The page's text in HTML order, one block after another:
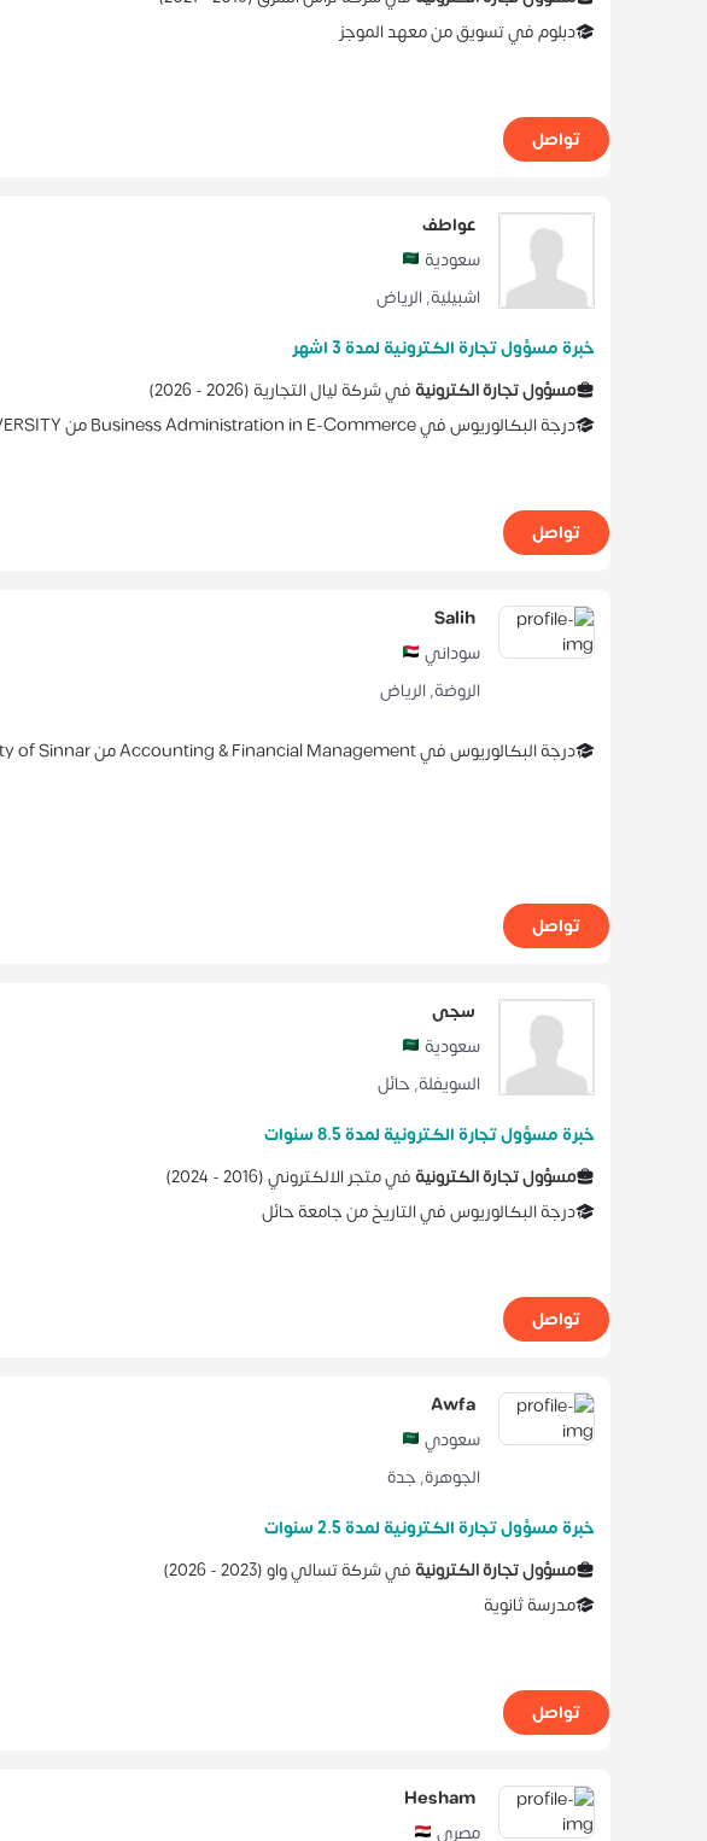
دبلومفيتسويقمنمعهد الموجز
تواصل
عواطف
سعودية
اشبيلية, الرياض
خبرة مسؤول تجارة الكترونية لمدة 3 اشهر
مسؤول تجارة الكترونيةفيشركة ليال التجارية(
2026 -
2026
)
درجة البكالوريوسفيBusiness Administration in E-Commerceمن
تواصل
Salih
سوداني
الروضة, الرياض
درجة البكالوريوسفيAccounting & Financial Managementمنof Sinnar
تواصل
سجى
سعودية
السويفلة,حائل
خبرة مسؤول تجارة الكترونية لمدة 8.5 سنوات
مسؤول تجارة الكترونيةفيمتجر الالكتروني(
2016 -
2024
)
درجة البكالوريوسفيالتاريخمنجامعة حائل
تواصل
Awfa
سعودي
الجوهرة,جدة
خبرة مسؤول تجارة الكترونية لمدة 2.5 سنوات
مسؤول تجارة الكترونيةفيشركة تسالي واو(
2023 -
2026
)
مدرسة ثانوية
تواصل
Hesham
مصري